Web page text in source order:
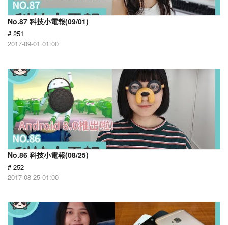
No.87 科技小電報(09/01)
# 251
2017-09-01 01:00
No.86 科技小電報(08/25)
# 252
2017-08-25 01:00